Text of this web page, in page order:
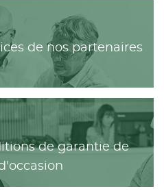
de nos partenaires
de garantie de